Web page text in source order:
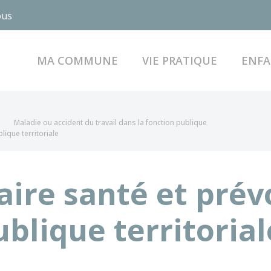
MA COMMUNE VIE PRATIQUE
Maladie ou accident du travail dans la fonction publique
territoriale
santé et